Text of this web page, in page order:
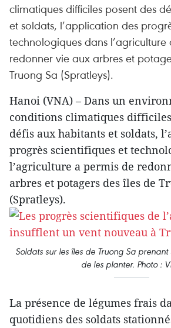
climatiques difficiles posent des
et soldats, l’application des
technologiques dans
redonner vie aux arbres et
Truong Sa (Spratleys).
Hanoi (VNA) – Dans un
conditions climatiques
défis aux habitants et soldats,
progrès scientifiques et
l’agriculture a permis de
arbres et potagers des îles de
(Spratleys).
Soldats sur les îles de Truong Sa
de les planter. Photo :
La présence de légumes frais
quotidiens des soldats